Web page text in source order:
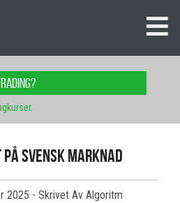
.
svensk marknad
2025 - Skrivet Av Algoritm